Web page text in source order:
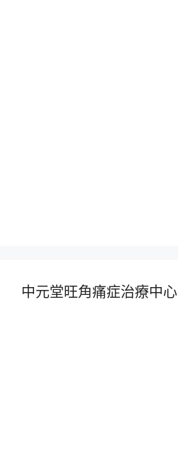
中元堂旺角痛症治療中心